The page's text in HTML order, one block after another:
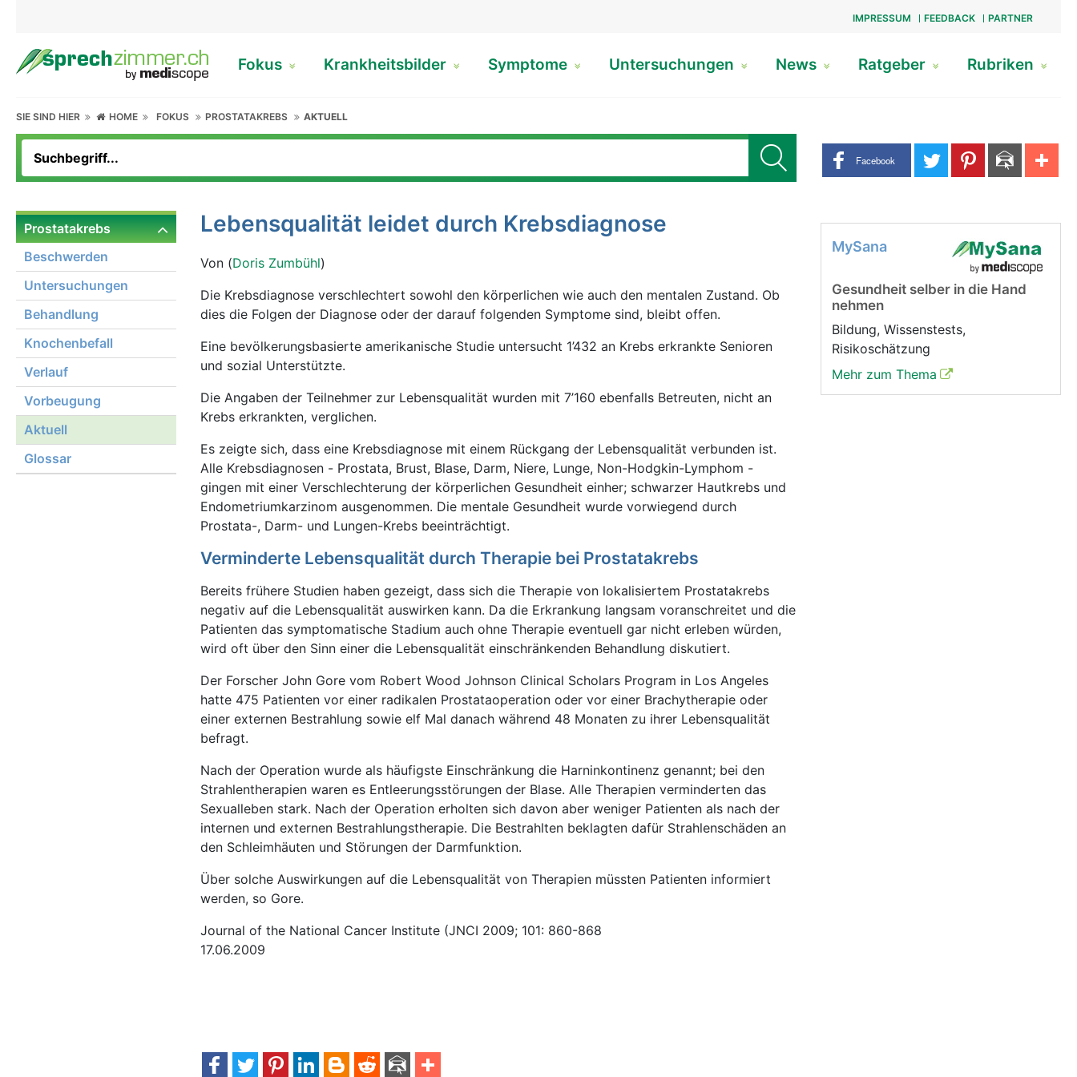
IMPRESSUM FEEDBACK PARTNER
Fokus Krankheitsbilder Symptome Untersuchungen News Ratgeber Rubriken
SIE SIND HIER HOME FOKUS PROSTATAKREBS AKTUELL
Share buttons
Facebook
Prostatakrebs
Beschwerden
Untersuchungen
Behandlung
Knochenbefall
Verlauf
Vorbeugung
Aktuell
Glossar
Lebensqualität leidet durch Krebsdiagnose
Von (Doris Zumbühl)
Die Krebsdiagnose verschlechtert sowohl den körperlichen wie auch den mentalen Zustand. Ob
dies die Folgen der Diagnose oder der darauf folgenden Symptome sind, bleibt offen.
Eine bevölkerungsbasierte amerikanische Studie untersucht 1’432 an Krebs erkrankte Senioren
und sozial Unterstützte.
Die Angaben der Teilnehmer zur Lebensqualität wurden mit 7’160 ebenfalls Betreuten, nicht an
Krebs erkrankten, verglichen.
Es zeigte sich, dass eine Krebsdiagnose mit einem Rückgang der Lebensqualität verbunden ist.
Alle Krebsdiagnosen - Prostata, Brust, Blase, Darm, Niere, Lunge, Non-Hodgkin-Lymphom -
gingen mit einer Verschlechterung der körperlichen Gesundheit einher; schwarzer Hautkrebs und
Endometriumkarzinom ausgenommen. Die mentale Gesundheit wurde vorwiegend durch
Prostata-, Darm- und Lungen-Krebs beeinträchtigt.
Verminderte Lebensqualität durch Therapie bei Prostatakrebs
Bereits frühere Studien haben gezeigt, dass sich die Therapie von lokalisiertem Prostatakrebs
negativ auf die Lebensqualität auswirken kann. Da die Erkrankung langsam voranschreitet und die
Patienten das symptomatische Stadium auch ohne Therapie eventuell gar nicht erleben würden,
wird oft über den Sinn einer die Lebensqualität einschränkenden Behandlung diskutiert.
Der Forscher John Gore vom Robert Wood Johnson Clinical Scholars Program in Los Angeles
hatte 475 Patienten vor einer radikalen Prostataoperation oder vor einer Brachytherapie oder
einer externen Bestrahlung sowie elf Mal danach während 48 Monaten zu ihrer Lebensqualität
befragt.
Nach der Operation wurde als häufigste Einschränkung die Harninkontinenz genannt; bei den
Strahlentherapien waren es Entleerungsstörungen der Blase. Alle Therapien verminderten das
Sexualleben stark. Nach der Operation erholten sich davon aber weniger Patienten als nach der
internen und externen Bestrahlungstherapie. Die Bestrahlten beklagten dafür Strahlenschäden an
den Schleimhäuten und Störungen der Darmfunktion.
Über solche Auswirkungen auf die Lebensqualität von Therapien müssten Patienten informiert
werden, so Gore.
Journal of the National Cancer Institute (JNCI 2009; 101: 860-868
17.06.2009
MySana
Gesundheit selber in die Hand
nehmen
Bildung, Wissenstests,
Risikoschätzung
Mehr zum Thema